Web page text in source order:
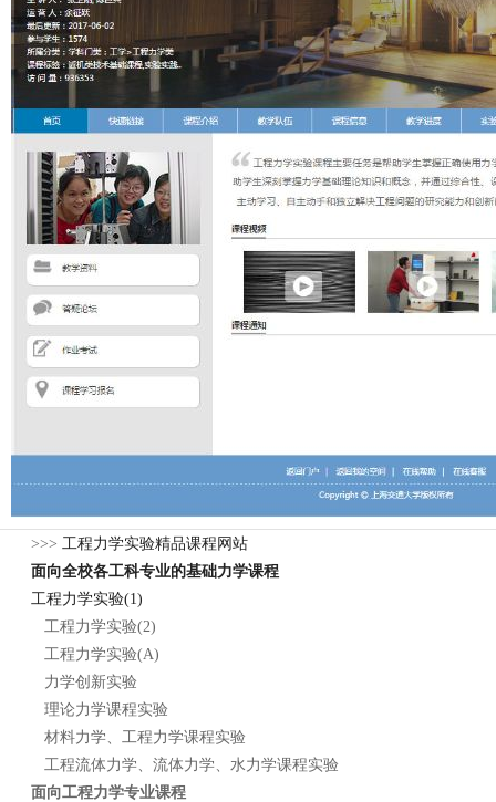
>>> 工程力学实验精品课程网站
面向全校各工科专业的基础力学课程
工程力学实验(1)
工程力学实验(2)
工程力学实验(A)
力学创新实验
理论力学课程实验
材料力学、工程力学课程实验
工程流体力学、流体力学、水力学课程实验
面向工程力学专业课程